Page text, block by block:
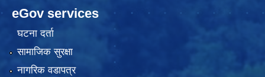
eGov services
घटना दर्ता
सामाजिक सुरक्षा
नागरिक वडापत्र